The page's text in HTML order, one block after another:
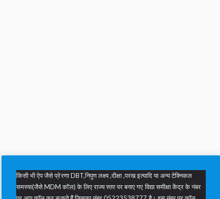
किसी भी ऐप जैसे प्रेरणा DBT,निपुण लक्ष्य ,दीक्षा ,परख इत्यादि या अन्य टेक्निकल
समस्या(जैसे MDM कॉल) के लिए राज्य स्तर पर बनाए गए विद्या समीक्षा केंद्र के नंबर